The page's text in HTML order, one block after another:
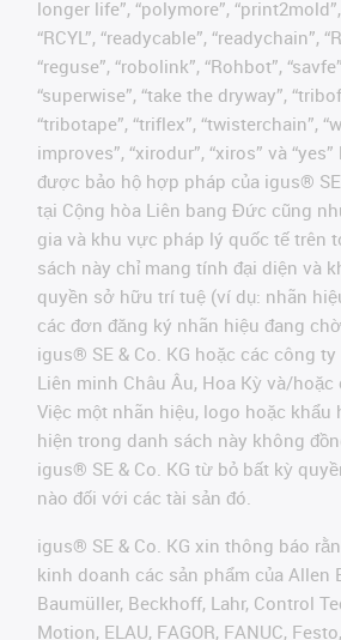
longer life”, “polymore”, “print2mold”,
“RCYL”, “readycable”, “readychain”,
“reguse”, “robolink”, “Rohbot”,
“superwise”, “take the dryway”,
“tribotape”, “triflex”, “twisterchain”,
improves”, “xirodur”, “xiros” và
được bảo hộ hợp pháp của igus® SE
tại Cộng hòa Liên bang Đức cũng
gia và khu vực pháp lý quốc tế trên
sách này chỉ mang tính đại diện và
quyền sở hữu trí tuệ (ví dụ: nhãn
các đơn đăng ký nhãn hiệu đang
igus® SE & Co. KG hoặc các công
Liên minh Châu Âu, Hoa Kỳ và/hoặc
Việc một nhãn hiệu, logo hoặc khẩu
hiện trong danh sách này không
igus® SE & Co. KG từ bỏ bất kỳ
nào đối với các tài sản đó.
igus® SE & Co. KG xin thông báo
kinh doanh các sản phẩm của Allen
Baumüller, Beckhoff, Lahr, Control
Motion, ELAU, FAGOR, FANUC,